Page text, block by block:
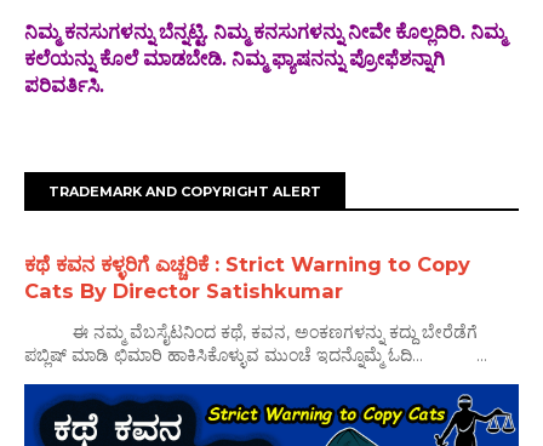
ನಿಮ್ಮ ಕನಸುಗಳನ್ನು ಬೆನ್ನಟ್ಟಿ. ನಿಮ್ಮ ಕನಸುಗಳನ್ನು ನೀವೇ ಕೊಲ್ಲದಿರಿ. ನಿಮ್ಮ
ಕಲೆಯನ್ನು ಕೊಲೆ ಮಾಡಬೇಡಿ. ನಿಮ್ಮ ಫ್ಯಾಷನನ್ನು ಪ್ರೋಫೆಶನ್ನಾಗಿ
ಪರಿವರ್ತಿಸಿ.
TRADEMARK AND COPYRIGHT ALERT
ಕಥೆ ಕವನ ಕಳ್ಳರಿಗೆ ಎಚ್ಚರಿಕೆ : Strict Warning to Copy
Cats By Director Satishkumar
ಈ ನಮ್ಮ ವೆಬಸೈಟನಿಂದ ಕಥೆ, ಕವನ, ಅಂಕಣಗಳನ್ನು ಕದ್ದು ಬೇರೆಡೆಗೆ
ಪಬ್ಲಿಷ್ ಮಾಡಿ ಛಿಮಾರಿ ಹಾಕಿಸಿಕೊಳ್ಳುವ ಮುಂಚೆ ಇದನ್ನೊಮ್ಮೆ ಓದಿ... ...